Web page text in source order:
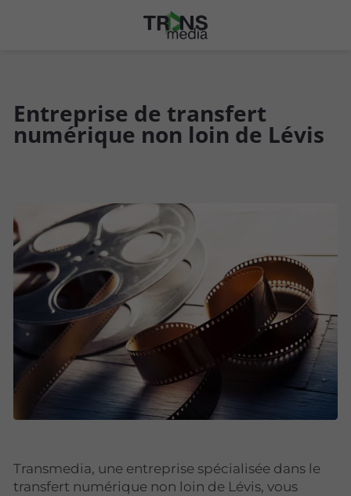
Entreprise de transfert
numérique non loin de Lévis
Transmedia, une entreprise spécialisée dans le
transfert numérique non loin de Lévis, vous